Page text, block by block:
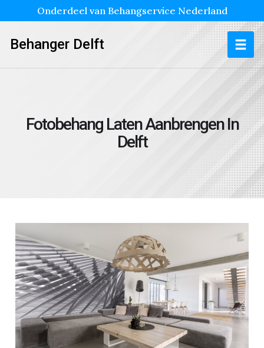
Onderdeel van Behangservice Nederland
Behanger Delft
Fotobehang Laten Aanbrengen In
Delft